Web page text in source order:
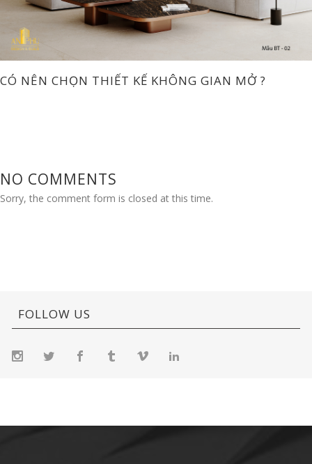
CÓ NÊN CHỌN THIẾT KẾ KHÔNG GIAN MỞ ?
NO COMMENTS
Sorry, the comment form is closed at this time.
FOLLOW US